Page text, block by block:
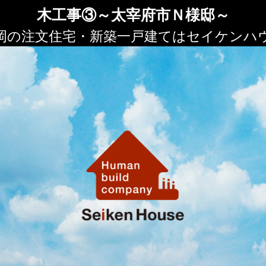
木工事③～太宰府市Ｎ様邸～
の注文住宅・新築一戸建てはセイケンハ